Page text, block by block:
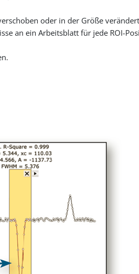
oder in der Größe
an ein Arbeitsblatt für jede ROI-